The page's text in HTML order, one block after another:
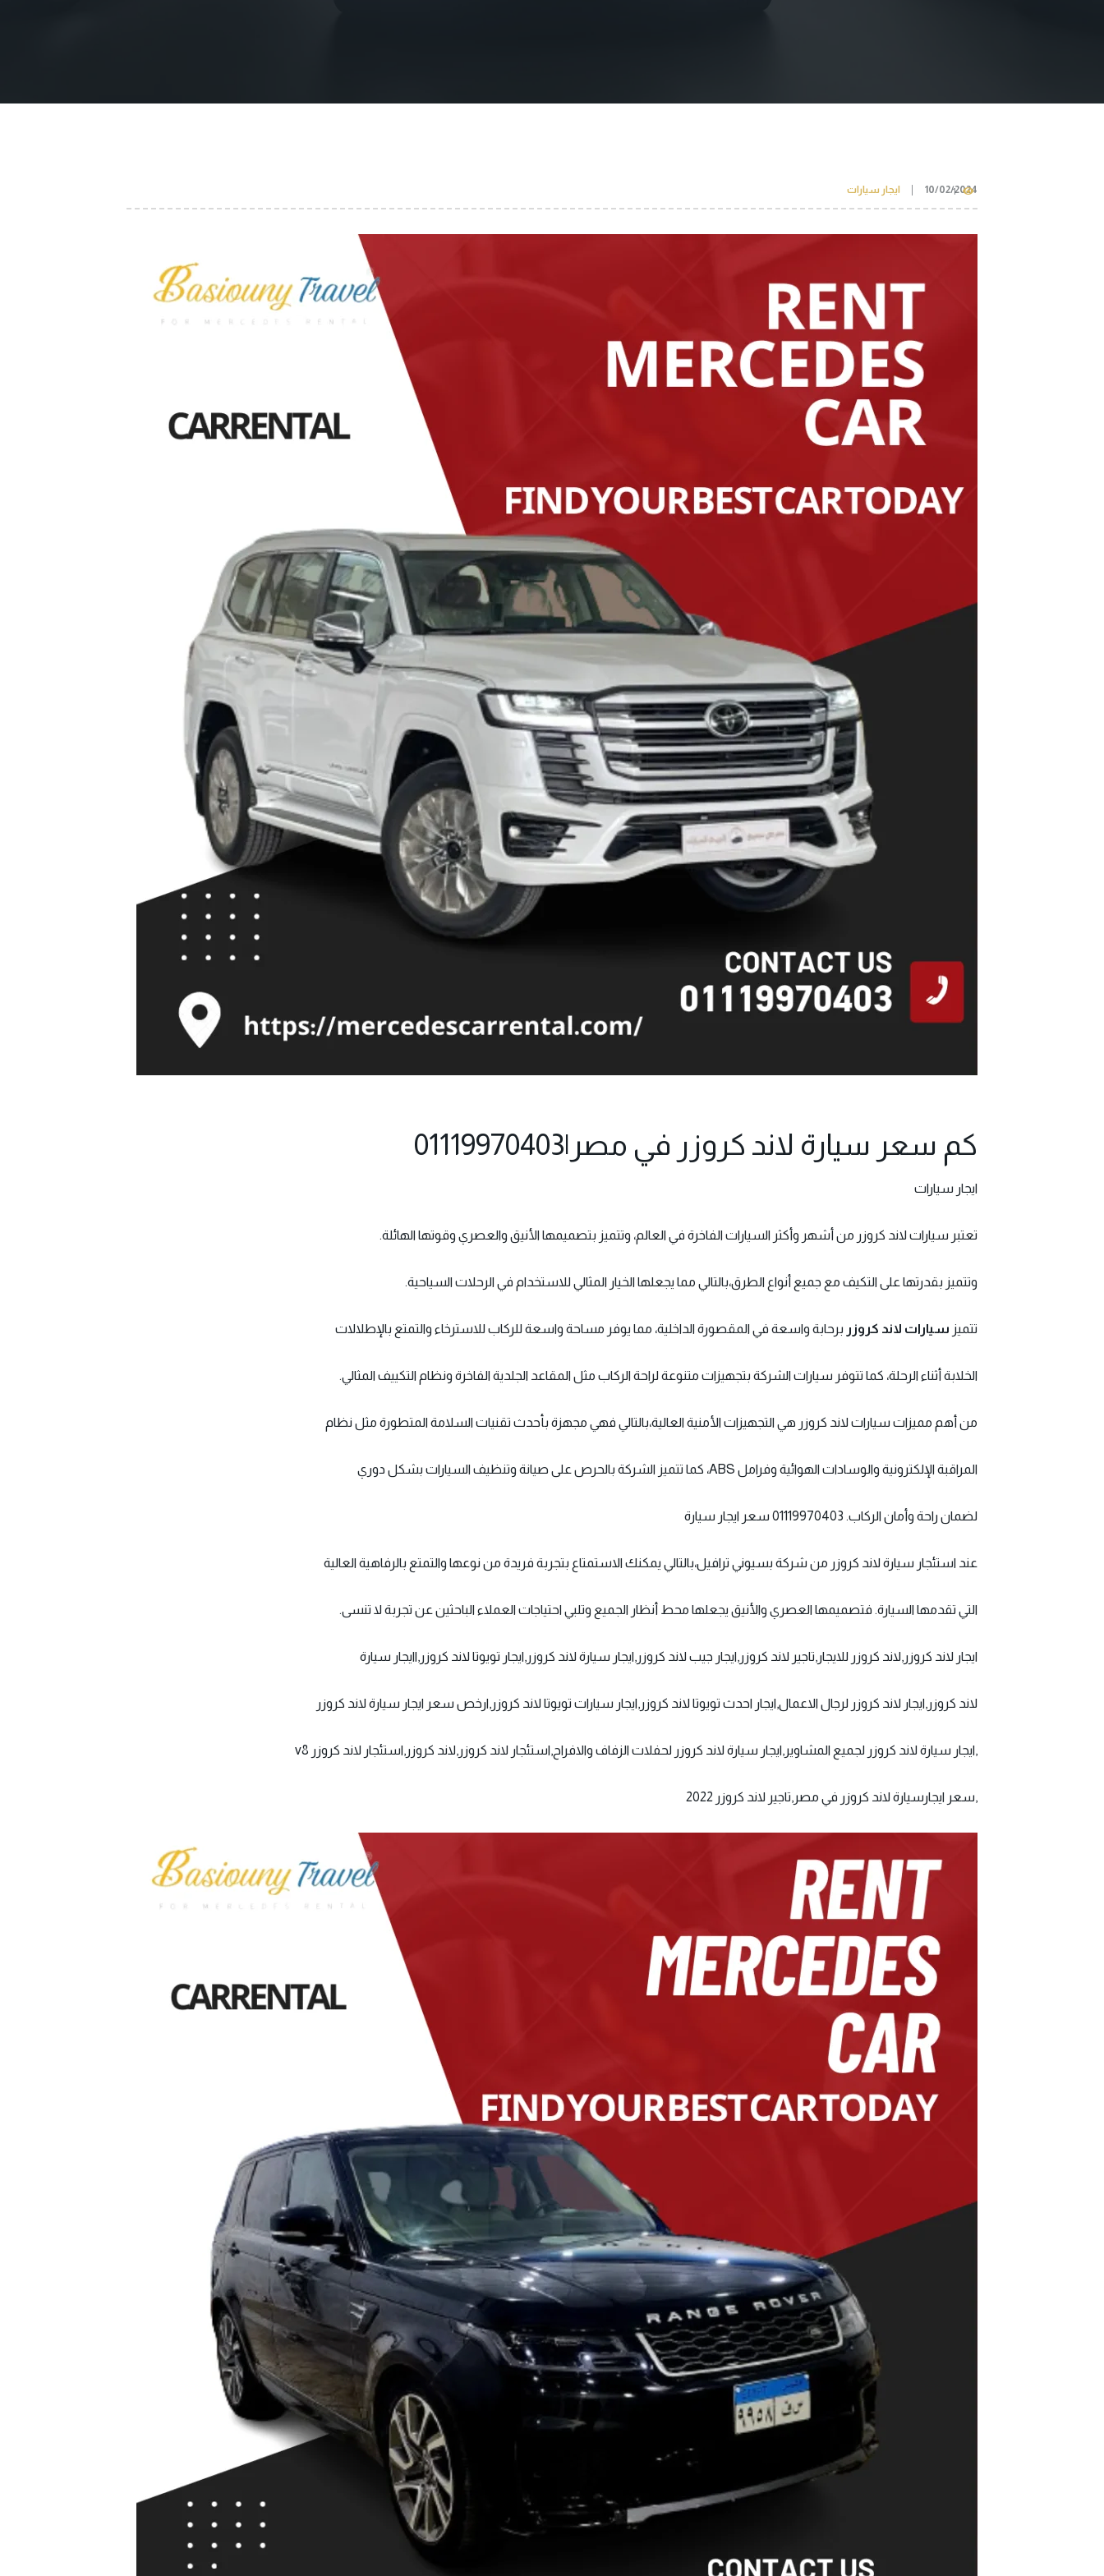
10/02/2024 ايجار سيارات 1
كم سعر سيارة لاند كروزر في مصر|01119970403
ايجار سيارات
تعتبر سيارات لاند كروزر من أشهر وأكثر السيارات الفاخرة في العالم، وتتميز بتصميمها الأنيق والعصري وقوتها الهائلة.
وتتميز بقدرتها على التكيف مع جميع أنواع الطرق،بالتالي مما يجعلها الخيار المثالي للاستخدام في الرحلات السياحية.
تتميز سيارات لاند كروزر برحابة واسعة في المقصورة الداخلية، مما يوفر مساحة واسعة للركاب للاسترخاء والتمتع بالإطلالات
الخلابة أثناء الرحلة، كما تتوفر سيارات الشركة بتجهيزات متنوعة لراحة الركاب مثل المقاعد الجلدية الفاخرة ونظام التكييف المثالي.
من أهم مميزات سيارات لاند كروزر هي التجهيزات الأمنية العالية،بالتالي فهي مجهزة بأحدث تقنيات السلامة المتطورة مثل نظام
المراقبة الإلكترونية والوسادات الهوائية وفرامل ABS، كما تتميز الشركة بالحرص على صيانة وتنظيف السيارات بشكل دوري
لضمان راحة وأمان الركاب. 01119970403 سعر ايجار سيارة
عند استئجار سيارة لاند كروزر من شركة بسيوني ترافيل،بالتالي يمكنك الاستمتاع بتجربة فريدة من نوعها والتمتع بالرفاهية العالية
التي تقدمها السيارة. فتصميمها العصري والأنيق يجعلها محط أنظار الجميع وتلبي احتياجات العملاء الباحثين عن تجربة لا تنسى.
ايجار لاند كروزر,لاند كروزر للايجار,تاجير لاند كروزر,ايجار جيب لاند كروزر,ايجار سيارة لاند كروزر,ايجار تويوتا لاند كروزر,اايجار سيارة
لاند كروزر,ايجار لاند كروزر لرجال الاعمال,ايجار احدث تويوتا لاند كروزر,ايجار سيارات تويوتا لاند كروزر,ارخص سعر ايجار سيارة لاند كروزر
,ايجار سيارة لاند كروزر لجميع المشاوير,ايجار سيارة لاند كروزر لحفلات الزفاف والافراح,استئجار لاند كروزر,لاند كروزر,استئجار لاند كروزر v8
,سعر ايجارسيارة لاند كروزر في مصر,تاجير لاند كروزر 2022